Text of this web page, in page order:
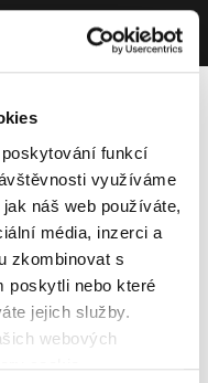
funkcí
využíváme
náš web používáte,
média, inzerci a
zkombinovat s
poskytli nebo které
jejich služby.
webových